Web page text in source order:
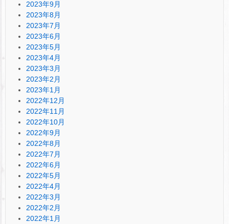
2023年9月
2023年8月
2023年7月
2023年6月
2023年5月
2023年4月
2023年3月
2023年2月
2023年1月
2022年12月
2022年11月
2022年10月
2022年9月
2022年8月
2022年7月
2022年6月
2022年5月
2022年4月
2022年3月
2022年2月
2022年1月